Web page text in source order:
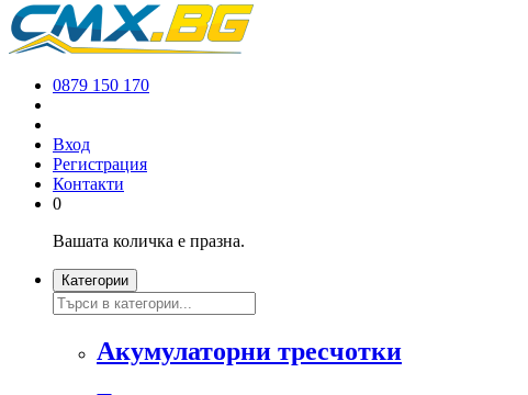
0879 150 170
Вход
Регистрация
Контакти
0
Вашата количка е празна.
Категории
Акумулаторни тресчотки